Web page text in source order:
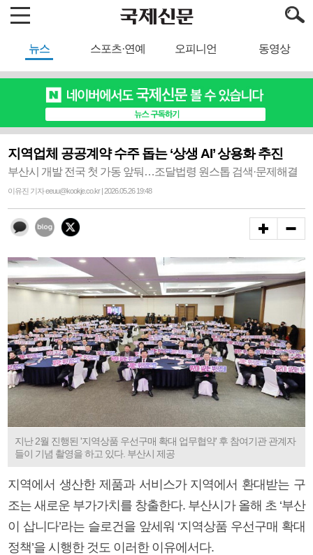
뉴스 스포츠·연예 오피니언 동영상
지역업체 공공계약 수주 돕는 ‘상생 AI’ 상용화 추진
부산시 개발 전국 첫 가동 앞둬…조달법령 원스톱 검색·문제해결
이유진 기자 eeuu@kookje.co.kr | 2026.05.26 19:48
지난 2월 진행된 '지역상품 우선구매 확대 업무협약' 후 참여기관 관계자
들이 기념 촬영을 하고 있다. 부산시 제공
지역에서 생산한 제품과 서비스가 지역에서 환대받는 구
조는 새로운 부가가치를 창출한다. 부산시가 올해 초 ‘부산
이 삽니다’라는 슬로건을 앞세워 ‘지역상품 우선구매 확대
정책’을 시행한 것도 이러한 이유에서다.